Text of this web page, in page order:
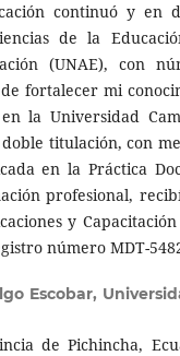
continuó y en
de la
(UNAE), con
fortalecer mi
la Universidad
titulación, con
en la Práctica
profesional,
y
número MDT-
Escobar,
de Pichincha,